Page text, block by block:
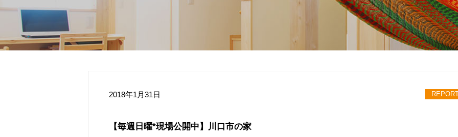
2018年1月31日
【毎週日曜*現場公開中】川口市の家